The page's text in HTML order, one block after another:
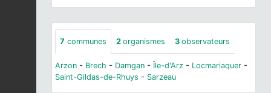
7 communes 2 organismes 3 observateurs
Arzon - Brech - Damgan - Île-d'Arz - Locmariaquer -
Saint-Gildas-de-Rhuys - Sarzeau